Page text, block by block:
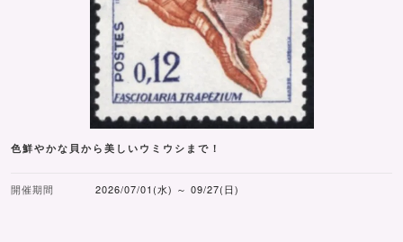
色鮮やかな貝から美しいウミウシまで！
開催期間 2026/07/01(水) ～ 09/27(日)